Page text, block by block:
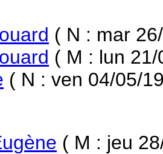
( N : mar
( M : lun
( N : ven 04/05/
( M : jeu